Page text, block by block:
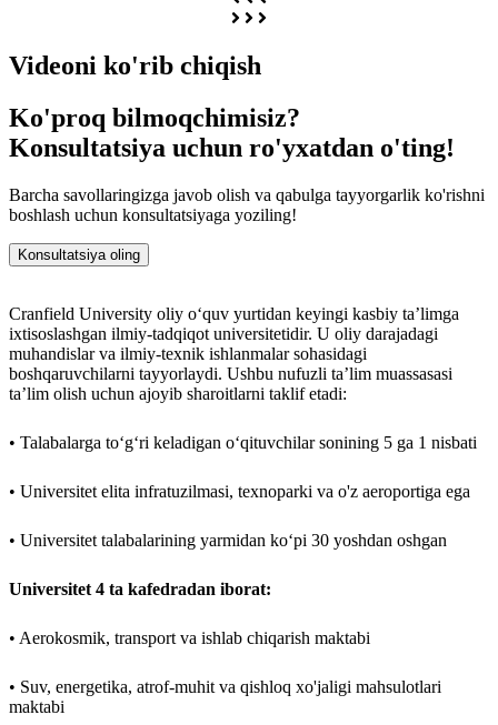
Nufuzi:
Dunyodagi eng yaxshi 1% universitetlari qatoriga kirdi
MBA dasturi dunyoda ettinchi o'rinni egalladi (Times Higher
Education | Wall Street Journal, 2018)
Xalqaro kompaniyalar bilan yaqin aloqalar: Airbus, Boeing,
Taniqli bitiruvchilar:
Endi Palmer - Aston Martin bosh direktori
Kampus jihozlari:
Cranfield University o'zining aerodromi va texnoparkiga ega
Rivojlangan sport infratuzilmasi: sport zali, o'yin maydonchalari,
tibbiyot punkti
kompaniyalarda martaba uchun imkoniyatlar beradi.
Videoni ko'rib chiqish
Ko'proq bilmoqchimisiz?
Konsultatsiya uchun ro'yxatdan o'ting!
Barcha savollaringizga javob olish va qabulga tayyorgarlik ko'rishni
boshlash uchun konsultatsiyaga yoziling!
Konsultatsiya oling
Cranfield University oliy o‘quv yurtidan keyingi kasbiy ta’limga
ixtisoslashgan ilmiy-tadqiqot universitetidir. U oliy darajadagi
muhandislar va ilmiy-texnik ishlanmalar sohasidagi
boshqaruvchilarni tayyorlaydi. Ushbu nufuzli ta’lim muassasasi
ta’lim olish uchun ajoyib sharoitlarni taklif etadi:
• Talabalarga to‘g‘ri keladigan o‘qituvchilar sonining 5 ga 1 nisbati
• Universitet elita infratuzilmasi, texnoparki va o'z aeroportiga ega
• Universitet talabalarining yarmidan ko‘pi 30 yoshdan oshgan
Universitet 4 ta kafedradan iborat:
• Aerokosmik, transport va ishlab chiqarish maktabi
• Suv, energetika, atrof-muhit va qishloq xo'jaligi mahsulotlari
maktabi